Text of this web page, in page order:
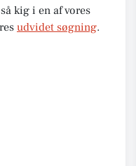
kig i en af vores
udvidet søgning.